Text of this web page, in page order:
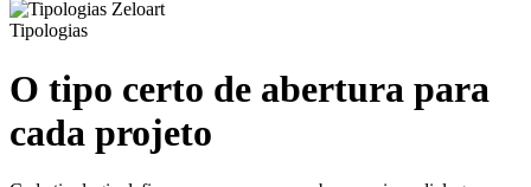
Tipologias
O tipo certo de abertura para
cada projeto